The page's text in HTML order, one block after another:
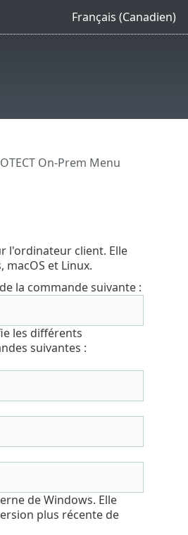
Français (Canadien)
On-Prem Menu
l'ordinateur client. Elle
macOS et Linux.
la commande suivante :
les différents
suivantes :
de Windows. Elle
plus récente de